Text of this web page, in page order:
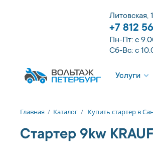
Литовская,
+7 812
Пн-Пт: с
Сб-Вс: с
Услуги
Главная / Каталог / Купить стартер в
Стартер 9kw